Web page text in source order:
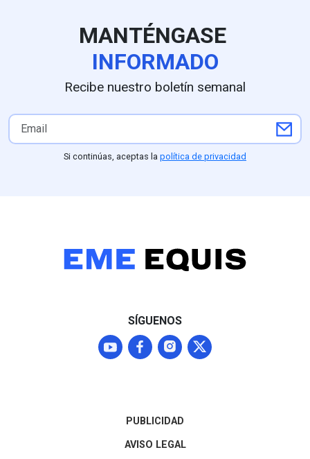
MANTÉNGASE
INFORMADO
Recibe nuestro boletín semanal
Si continúas, aceptas la política de privacidad
SÍGUENOS
PUBLICIDAD
AVISO LEGAL